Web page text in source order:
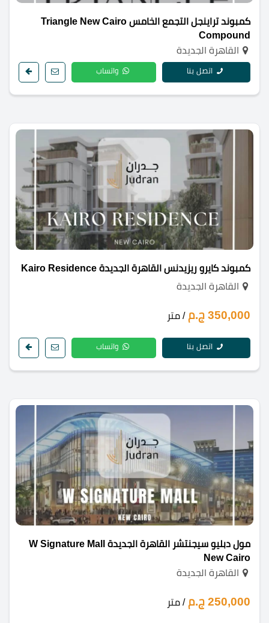
كمبوند تراينجل التجمع الخامس Triangle New Cairo
Compound
القاهرة الجديدة
اتصل بنا واتساب
كمبوند كايرو ريزيدنس القاهرة الجديدة Kairo Residence
القاهرة الجديدة
350,000 ج.م / متر
اتصل بنا واتساب
مول دبليو سيجنتشر القاهرة الجديدة W Signature Mall
New Cairo
القاهرة الجديدة
250,000 ج.م / متر